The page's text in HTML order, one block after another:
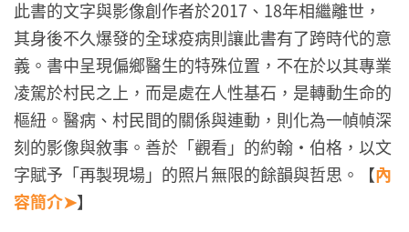
此書的文字與影像創作者於2017、18年相繼離世，
其身後不久爆發的全球疫病則讓此書有了跨時代的意
義。書中呈現偏鄉醫生的特殊位置，不在於以其專業
凌駕於村民之上，而是處在人性基石，是轉動生命的
樞紐。醫病、村民間的關係與連動，則化為一幀幀深
刻的影像與敘事。善於「觀看」的約翰・伯格，以文
字賦予「再製現場」的照片無限的餘韻與哲思。【內
容簡介➤】